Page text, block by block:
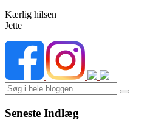
Kærlig hilsen
Jette
Search
Seneste Indlæg